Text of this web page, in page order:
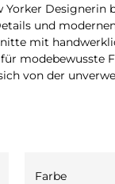
Yorker
und
mit
modebewusste
von der
Farbe